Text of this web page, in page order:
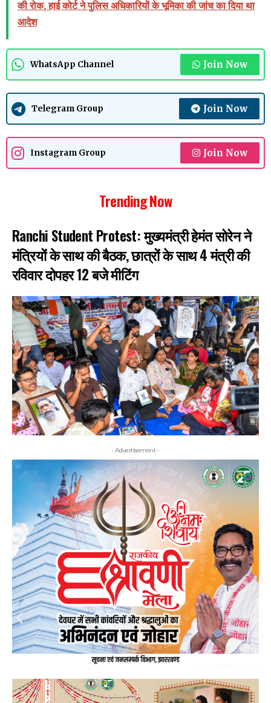
की रोक, हाई कोर्ट ने पुलिस अधिकारियों के भूमिका की जांच का दिया था
आदेश
WhatsApp Channel Join Now
Telegram Group Join Now
Instagram Group Join Now
Trending Now
Ranchi Student Protest: मुख्यमंत्री हेमंत सोरेन ने
मंत्रियों के साथ की बैठक, छात्रों के साथ 4 मंत्री की
रविवार दोपहर 12 बजे मीटिंग
- Advertisement -